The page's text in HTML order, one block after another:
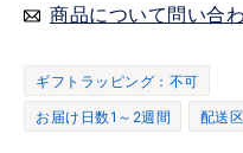
商品について問い合
ギフトラッピング：不可
お届け日数1～2週間
配送